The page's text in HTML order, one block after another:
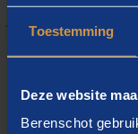
Toestemming
Deze website
Berenschot
toe, lees je
denken dat
komen